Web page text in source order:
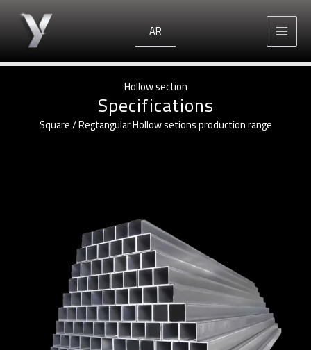
content
AR
Hollow section
Specifications
Square / Regtangular Hollow setions production range